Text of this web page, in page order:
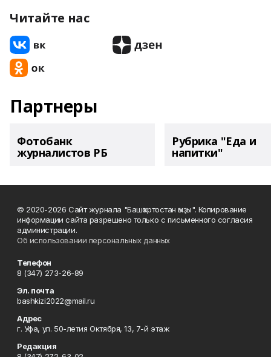
Читайте нас
Партнеры
Фотобанк
журналистов РБ
Рубрика "Еда и
напитки"
© 2020-2026 Сайт журнала "Башҡортостан ҡыҙы". Копирование
информации сайта разрешено только с письменного согласия
администрации.
Об использовании персональных данных
Телефон
8 (347) 273-26-89
Эл. почта
bashkizi2022@mail.ru
Адрес
г. Уфа, ул. 50-летия Октября, 13, 7-й этаж
Редакция